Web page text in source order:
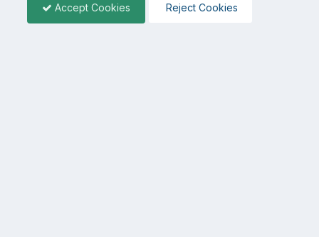
Accept Cookies Reject Cookies